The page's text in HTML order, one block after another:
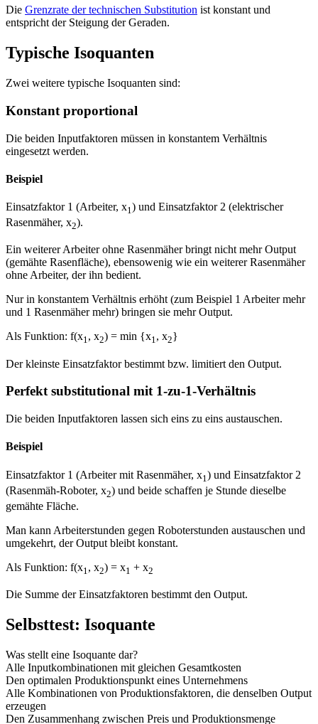
Die Grenzrate der technischen Substitution ist konstant und
entspricht der Steigung der Geraden.
Typische Isoquanten
Zwei weitere typische Isoquanten sind:
Konstant proportional
Die beiden Inputfaktoren müssen in konstantem Verhältnis
eingesetzt werden.
Beispiel
Einsatzfaktor 1 (Arbeiter, x1) und Einsatzfaktor 2 (elektrischer
Rasenmäher, x2).
Ein weiterer Arbeiter ohne Rasenmäher bringt nicht mehr Output
(gemähte Rasenfläche), ebensowenig wie ein weiterer Rasenmäher
ohne Arbeiter, der ihn bedient.
Nur in konstantem Verhältnis erhöht (zum Beispiel 1 Arbeiter mehr
und 1 Rasenmäher mehr) bringen sie mehr Output.
Als Funktion: f(x1, x2) = min {x1, x2}
Der kleinste Einsatzfaktor bestimmt bzw. limitiert den Output.
Perfekt substitutional mit 1-zu-1-Verhältnis
Die beiden Inputfaktoren lassen sich eins zu eins austauschen.
Beispiel
Einsatzfaktor 1 (Arbeiter mit Rasenmäher, x1 ) und Einsatzfaktor 2
(Rasenmäh-Roboter, x2) und beide schaffen je Stunde dieselbe
gemähte Fläche.
Man kann Arbeiterstunden gegen Roboterstunden austauschen und
umgekehrt, der Output bleibt konstant.
Als Funktion: f(x1, x2) = x1 + x2
Die Summe der Einsatzfaktoren bestimmt den Output.
Selbsttest: Isoquante
Was stellt eine Isoquante dar?
Alle Inputkombinationen mit gleichen Gesamtkosten
Den optimalen Produktionspunkt eines Unternehmens
Alle Kombinationen von Produktionsfaktoren, die denselben Output
erzeugen
Den Zusammenhang zwischen Preis und Produktionsmenge